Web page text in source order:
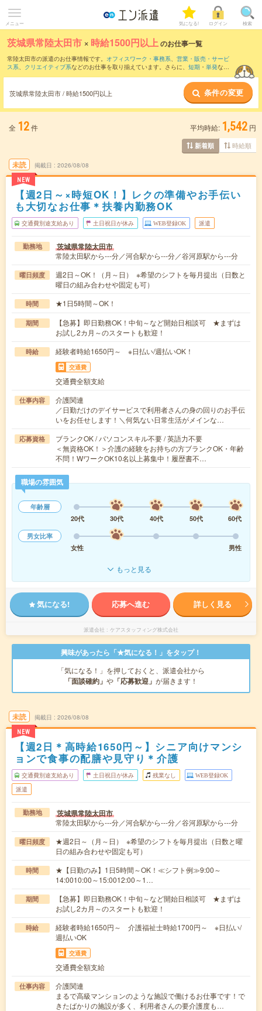
メニュー 気になる! ログイン 検索
茨城県常陸太田市 × 時給1500円以上のお仕事一覧
常陸太田市の派遣のお仕事情報です。 オフィスワーク・事務系、 営業・販売・サービ
ス系、 クリエイティブ系などのお仕事を取り揃えています。さらに、 短期 ・ 単発など
茨城県常陸太田市 / 時給1500円以上 条件の変更
全 12件 平均時給: 1,542 円
新着順 時給順
未読
NEW
掲載日 2026/08/08
【週2日～×時短OK！】レクの準備やお手伝い
も大切なお仕事＊扶養内勤務OK
交通費別途支給あり 土日祝日が休み WEB登録OK 派遣
勤務地 茨城県常陸太田市
常陸太田駅から---分／河合駅から---分／谷河原駅から---分
曜日頻度
週2日～OK！（月～日） ※希望のシフトを毎月提出（日数と
曜日の組み合わせや固定も可）
時間 ★1日5時間～OK！
期間
【急募】即日勤務OK！中旬～など開始日相談可 ★まずは
お試し2カ月～のスタートも歓迎！
時給 経験者時給1650円～ ※日払い/週払いOK！
交通費
交通費全額支給
仕事内容
介護関連
／日勤だけのデイサービスで利用者さんの身の回りのお手伝
いをお任せします！＼何気ない日常生活がメインな…
応募資格
ブランクOK / パソコンスキル不要 / 英語力不要
＜無資格OK！＞介護の経験をお持ちの方ブランクOK・年齢
不問！WワークOK10名以上募集中！履歴書不…
職場の雰囲気
年齢層
20代
30代 40代 50代
60代
男女比率
女性
男性
もっと見る
気になる! 応募へ進む 詳しく見る
派遣会社 ケアスタッフィング株式会社
興味があったら「★気になる！」をタップ！
「気になる！」を押しておくと、派遣会社から
「面談確約」 や 「応募歓迎」 が届きます！
未読
NEW
掲載日 2026/08/08
【週2日＊高時給1650円～】シニア向けマンシ
ョンで食事の配膳や見守り＊介護
交通費別途支給あり 土日祝日が休み 残業なし WEB登録OK
派遣
勤務地 茨城県常陸太田市
常陸太田駅から---分／河合駅から---分／谷河原駅から---分
曜日頻度
★週2日～（月～日） ※希望のシフトを毎月提出（日数と曜
日の組み合わせや固定も可）
時間
★【日勤のみ】1日5時間～OK！≪シフト例≫9:00～
14:0010:00～15:0012:00～1…
期間
【急募】即日勤務OK！中旬～など開始日相談可 ★まずは
お試し2カ月～のスタートも歓迎！
時給
経験者時給1650円～ 介護福祉士時給1700円～ ※日払い/
週払いOK
交通費
交通費全額支給
仕事内容
介護関連
まるで高級マンションのような施設で働けるお仕事です！で
きたばかりの施設が多く、利用者さんの要介護度も…